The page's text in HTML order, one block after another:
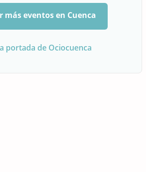
más eventos en Cuenca
portada de Ociocuenca